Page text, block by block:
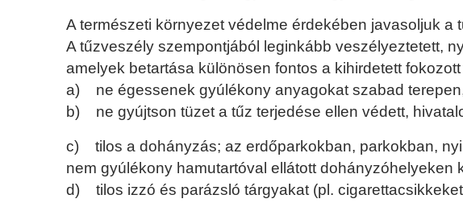
A természeti környezet védelme érdekében javasoljuk a
A tűzveszély szempontjából leginkább veszélyeztetett,
amelyek betartása különösen fontos a kihirdetett
a) ne égessenek gyúlékony anyagokat szabad
b) ne gyújtson tüzet a tűz terjedése ellen védett,
c) tilos a dohányzás; az erdőparkokban, parkokban,
nem gyúlékony hamutartóval ellátott dohányzóhelyeken
d) tilos izzó és parázsló tárgyakat (pl.